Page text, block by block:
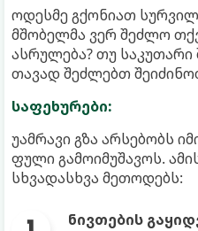
ოდესმე გქონიათ
მშობელმა ვერ შეძლო
ასრულება? თუ საკუთარი
თავად შეძლებთ
საფეხურები:
უამრავი გზა არსებობს
ფული გამოიმუშავოს.
სხვადასხვა მეთოდებს:
ნივთების